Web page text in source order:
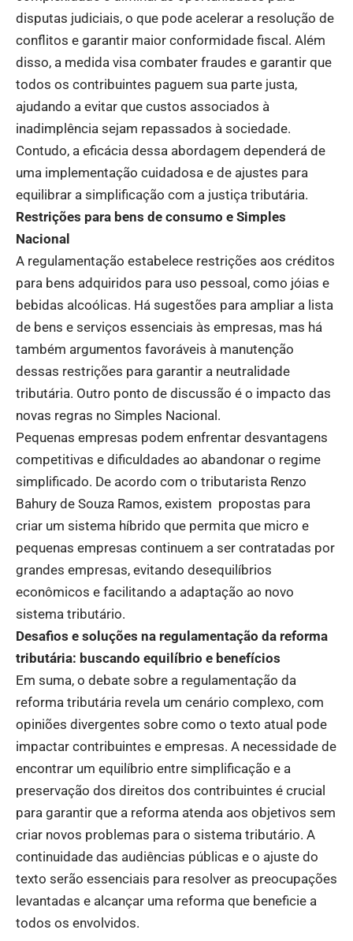
disputas judiciais, o que pode acelerar a resolução de
conflitos e garantir maior conformidade fiscal. Além
disso, a medida visa combater fraudes e garantir que
todos os contribuintes paguem sua parte justa,
ajudando a evitar que custos associados à
inadimplência sejam repassados à sociedade.
Contudo, a eficácia dessa abordagem dependerá de
uma implementação cuidadosa e de ajustes para
equilibrar a simplificação com a justiça tributária.
Restrições para bens de consumo e Simples
Nacional
A regulamentação estabelece restrições aos créditos
para bens adquiridos para uso pessoal, como jóias e
bebidas alcoólicas. Há sugestões para ampliar a lista
de bens e serviços essenciais às empresas, mas há
também argumentos favoráveis à manutenção
dessas restrições para garantir a neutralidade
tributária. Outro ponto de discussão é o impacto das
novas regras no Simples Nacional.
Pequenas empresas podem enfrentar desvantagens
competitivas e dificuldades ao abandonar o regime
simplificado. De acordo com o tributarista Renzo
Bahury de Souza Ramos, existem propostas para
criar um sistema híbrido que permita que micro e
pequenas empresas continuem a ser contratadas por
grandes empresas, evitando desequilíbrios
econômicos e facilitando a adaptação ao novo
sistema tributário.
Desafios e soluções na regulamentação da reforma
tributária: buscando equilíbrio e benefícios
Em suma, o debate sobre a regulamentação da
reforma tributária revela um cenário complexo, com
opiniões divergentes sobre como o texto atual pode
impactar contribuintes e empresas. A necessidade de
encontrar um equilíbrio entre simplificação e a
preservação dos direitos dos contribuintes é crucial
para garantir que a reforma atenda aos objetivos sem
criar novos problemas para o sistema tributário. A
continuidade das audiências públicas e o ajuste do
texto serão essenciais para resolver as preocupações
levantadas e alcançar uma reforma que beneficie a
todos os envolvidos.